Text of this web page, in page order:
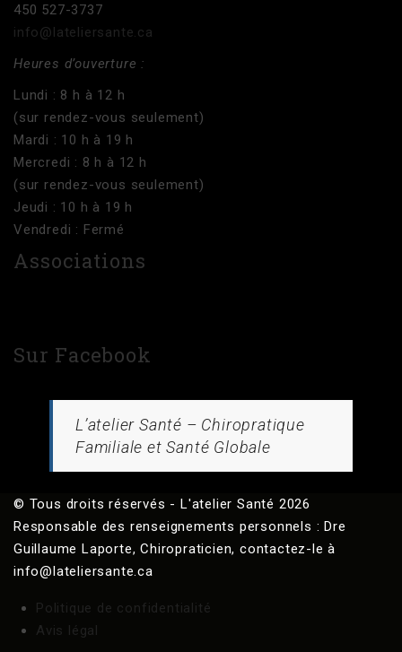
450 527-3737
info@lateliersante.ca
Heures d’ouverture :
Lundi : 8 h à 12 h
(sur rendez-vous seulement)
Mardi : 10 h à 19 h
Mercredi : 8 h à 12 h
(sur rendez-vous seulement)
Jeudi : 10 h à 19 h
Vendredi : Fermé
Associations
Sur Facebook
L’atelier Santé – Chiropratique
Familiale et Santé Globale
© Tous droits réservés - L'atelier Santé 2026
Responsable des renseignements personnels : Dre
Guillaume Laporte, Chiropraticien, contactez-le à
info@lateliersante.ca
Politique de confidentialité
Avis légal